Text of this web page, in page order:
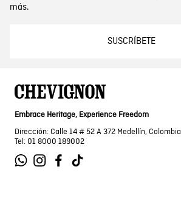
más.
SUSCRÍBETE
Embrace Heritage, Experience Freedom
Dirección: Calle 14 # 52 A 372 Medellín, Colombia
Tel: 01 8000 189002